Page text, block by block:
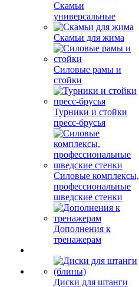
Скамьи
универсальные
Скамьи для жима
Силовые рамы и
стойки
Турники и стойки
пресс-брусья
Силовые комплексы,
профессиональные
шведские стенки
Дополнения к
тренажерам
Диски для штанги